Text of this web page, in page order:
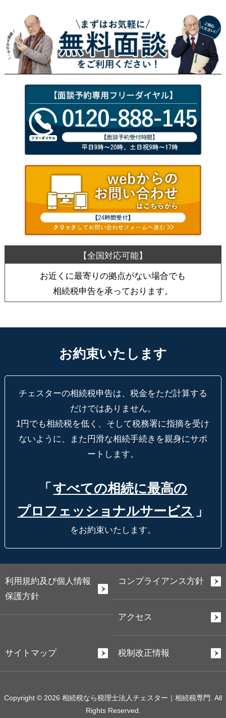
お近くに最寄りの拠点がない場合でも
相続税申告を承っております。
お約束いたします
チェスターの相続税申告は、税金をただ計算する
だけではありません。
1円でも相続税を低く、そして税務署に指摘を受け
ないように、
また円滑な相続手続きを親身にサポ
ートします。
「 すべての相続に最高の
プロフェッショナルサービス 」
をお約束いたします。
利用規約及び個人情報
保護方針
コンプライアンス方針
アクセス
サイトマップ 税制改正情報
Copyright © 2026 相続税なら税理士法人チェスター｜相続税専門. All
Rights Reserved.